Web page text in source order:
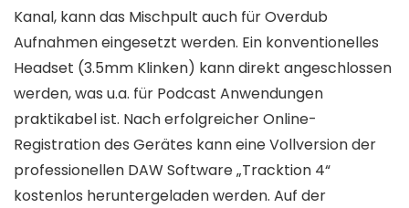
Kanal, kann das Mischpult auch für Overdub
Aufnahmen eingesetzt werden. Ein konventionelles
Headset (3.5mm Klinken) kann direkt angeschlossen
werden, was u.a. für Podcast Anwendungen
praktikabel ist. Nach erfolgreicher Online-
Registration des Gerätes kann eine Vollversion der
professionellen DAW Software „Tracktion 4“
kostenlos heruntergeladen werden. Auf der